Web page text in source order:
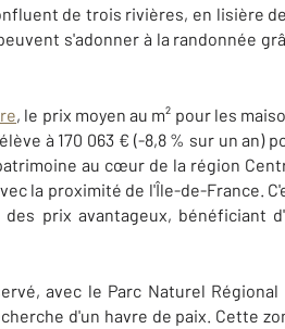
de trois rivières, en lisière
s'adonner à la randonnée
, le prix moyen au m² pour les
à 170 063 € (-8,8 % sur un an)
au cœur de la région
la proximité de l'Île-de-France.
prix avantageux, bénéficiant
avec le Parc Naturel Régional
d'un havre de paix. Cette